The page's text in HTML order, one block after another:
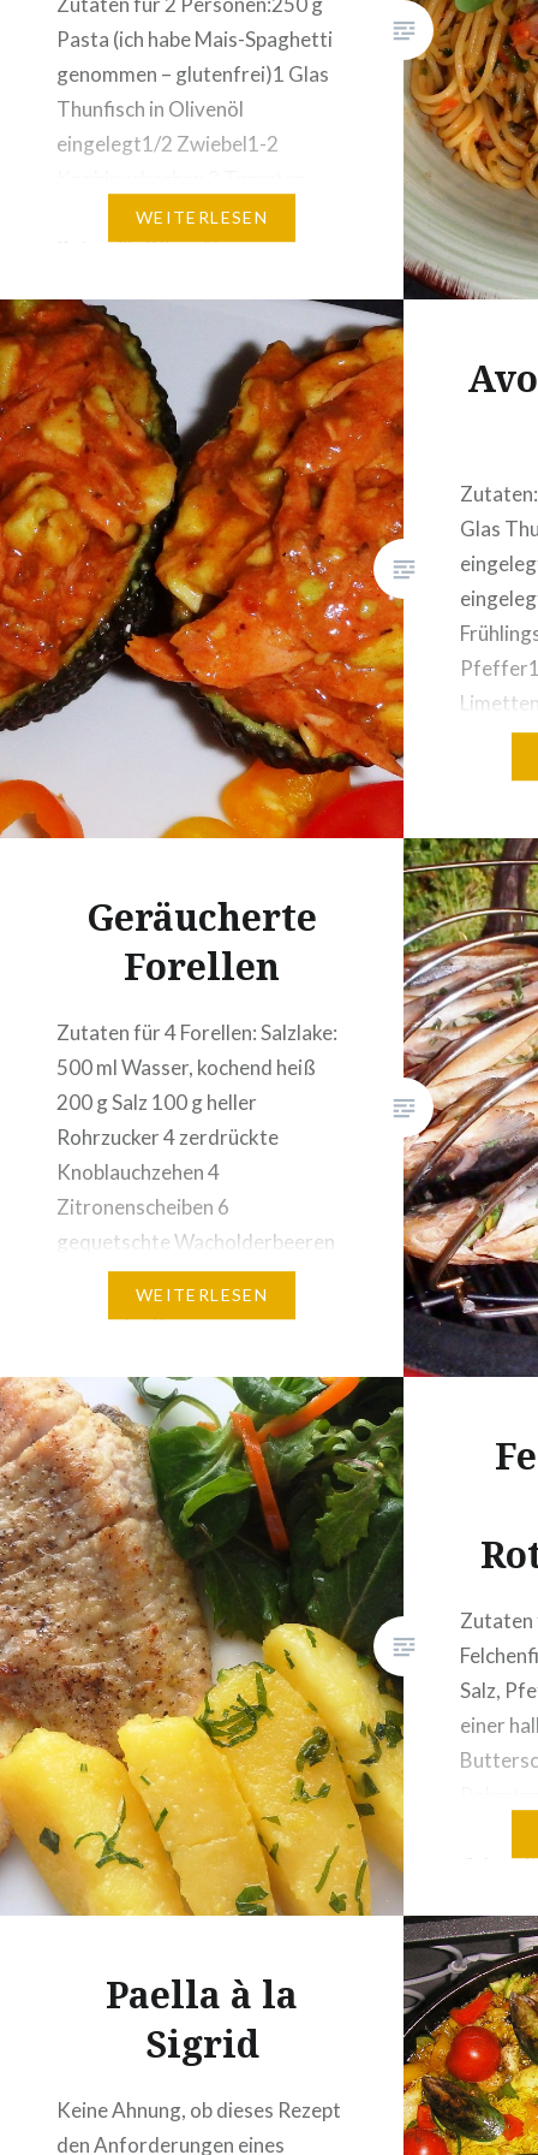
bringen,
der…
Pasta (ich habe Mais-Spaghetti
genommen – glutenfrei)1 Glas
Thunfisch in Olivenöl
eingelegt1/2 Zwiebel1-2
gehäuteteinige Stiele
PetersilieOlivenöl vom
ThunfischBasilikum-Pesto
Zubereitung:Zwiebel und
Knoblauch nach dem Schälen
fein würfelig
schneiden.Tomaten häuten und
ebenfalls in akkurate Würfel
schneiden.Petersilie grob
hacken.Thunfisch abseihen, das
Öl auffangen.In diesem Öl den
Zwiebel, Knoblauch und die…
WEITERLESEN
Glas
öffnen
Zwiebel
Kern…
Geräucherte
Forellen
Zutaten für 4 Forellen: Salzlake:
500 ml Wasser, kochend heiß
200 g Salz 100 g heller
Rohrzucker 4 zerdrückte
Knoblauchzehen 4
Zitronenscheiben 6
gequetschte Wacholderbeeren
2 Lorbeerblätter 1 gestrichener
Bauchraum zum Räuchern: 2
Knoblauchzehen, fein gehackt 2
Jungzwiebeln, in feine Ringe
geschnitten 80 g eiskalte
Butter…
WEITERLESEN
Zutaten
Salz,
einer
Gräten
In einer
und mit
Paella à la
Sigrid
Keine Ahnung, ob dieses Rezept
den Anforderungen eines